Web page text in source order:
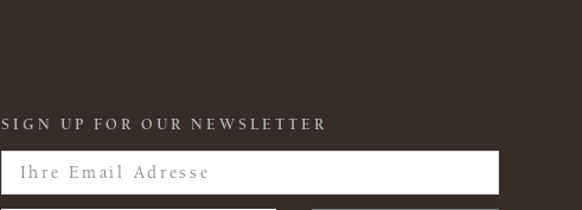
SIGN UP FOR OUR NEWSLETTER